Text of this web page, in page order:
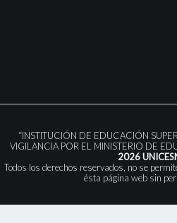
“INSTITUCIÓN DE EDUCACIÓN
VIGILANCIA POR EL MINISTERIO DE
2026
Todos los derechos reservados, no se
ésta página web sin